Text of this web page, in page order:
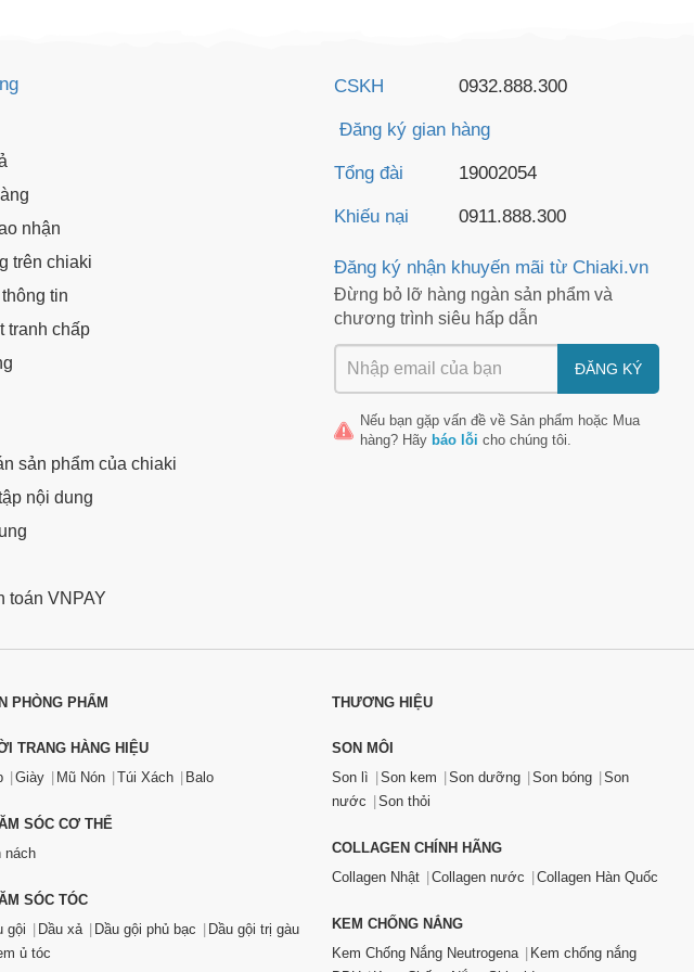
nhận
trên chiaki
tin
tranh chấp
sản phẩm của chiaki
nội dung
toán VNPAY
CSKH 0932.888.300
Đăng ký gian hàng
Tổng đài 19002054
Khiếu nại 0911.888.300
Đăng ký nhận khuyến mãi từ Chiaki.vn
Đừng bỏ lỡ hàng ngàn sản phẩm và
chương trình siêu hấp dẫn
ĐĂNG KÝ
Nếu bạn gặp vấn đề về Sản phẩm hoặc Mua
hàng? Hãy báo lỗi cho chúng tôi.
PHÒNG PHẨM
TRANG HÀNG HIỆU
Giày Mũ Nón Túi Xách Balo
SÓC CƠ THỂ
nách
SÓC TÓC
gội
Dầu xả Dầu gội phủ bạc
Dầu gội trị gàu
ủ tóc
THƯƠNG HIỆU
SON MÔI
Son lì
Son kem Son dưỡng Son bóng
Son
nước
Son thỏi
COLLAGEN CHÍNH HÃNG
Collagen Nhật
Collagen nước Collagen Hàn Quốc
KEM CHỐNG NẮNG
Kem Chống Nắng Neutrogena
Kem chống nắng